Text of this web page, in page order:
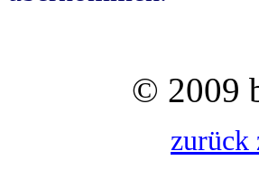
© 2009
zurück